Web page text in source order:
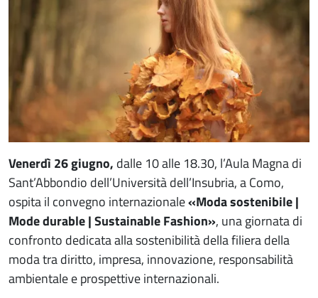
Venerdì 26 giugno, dalle 10 alle 18.30, l’Aula Magna di
Sant’Abbondio dell’Università dell’Insubria, a Como,
ospita il convegno internazionale«Moda sostenibile |
Mode durable | Sustainable Fashion», una giornata di
confronto dedicata alla sostenibilità della filiera della
moda tra diritto, impresa, innovazione, responsabilità
ambientale e prospettive internazionali.